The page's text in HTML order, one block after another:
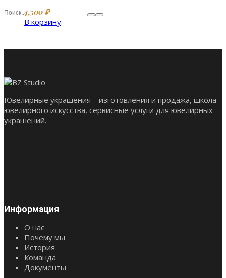
4,500 ₽
В корзину
Ювелирные украшения – изготовления и продажа, школа
ювелирного искусства, сервисные услуги для ювелирных
украшений.
Информация
О нас
Почему мы
История
Команда
Документы